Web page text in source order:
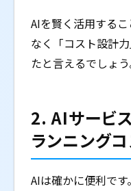
AIを賢く活用する
なく「コスト設計
たと言えるでしょう
2. AIサービ
ランニング
AIは確かに便利で